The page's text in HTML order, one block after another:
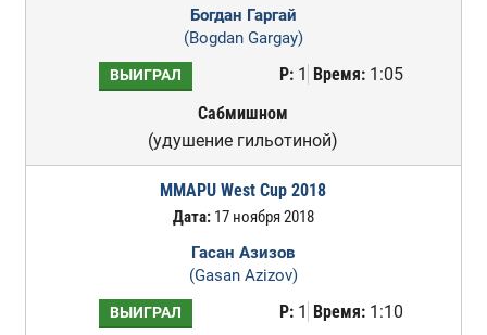
Богдан Гаргай
(Bogdan Gargay)
ВЫИГРАЛ Р:1 Время:1:05
Сабмишном
(удушение гильотиной)
MMAPU West Cup 2018
Дата:17 ноября 2018
Гасан Азизов
(Gasan Azizov)
ВЫИГРАЛ Р:1 Время:1:10